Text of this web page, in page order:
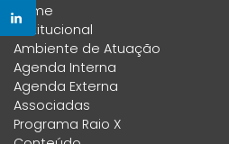
Home
Institucional
Ambiente de Atuação
Agenda Interna
Agenda Externa
Associadas
Programa Raio X